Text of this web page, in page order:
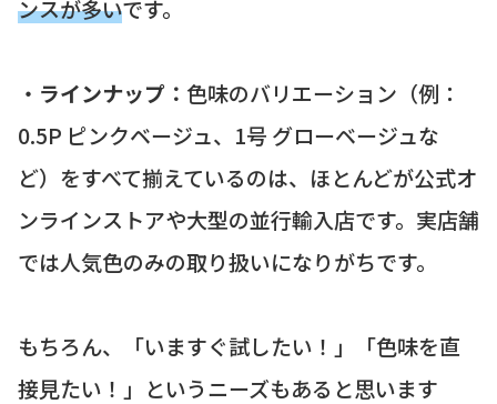
ンスが多いです。
・ ラインナップ： 色味のバリエーション（例：
0.5P ピンクベージュ、1号 グローベージュな
ど）をすべて揃えているのは、ほとんどが公式オ
ンラインストアや大型の並行輸入店です。実店舗
では人気色のみの取り扱いになりがちです。
もちろん、「いますぐ試したい！」「色味を直
接見たい！」というニーズもあると思います